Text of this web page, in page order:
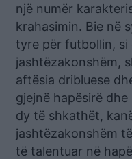
një numër
krahasimin. Bie në
tyre për futbollin,
jashtëzakonshëm,
aftësia dribluese
gjejnë hapësirë
dy të shkathët,
jashtëzakonshëm
të talentuar në